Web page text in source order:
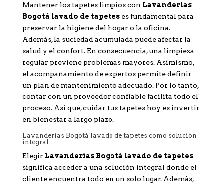
Mantener los tapetes limpios con Lavanderías
Bogotá lavado de tapeteses fundamental para
preservar la higiene del hogar o la oficina.
Además, la suciedad acumulada puede afectar la
salud y el confort. En consecuencia, una limpieza
regular previene problemas mayores. Asimismo,
el acompañamiento de expertos permite definir
un plan de mantenimiento adecuado. Por lo tanto,
contar con un proveedor confiable facilita todo el
proceso. Así que, cuidar tus tapetes hoy es invertir
en bienestar a largo plazo.
Lavanderías Bogotá lavado de tapetes como solución
integral
Elegir Lavanderías Bogotá lavado de tapetes
significa acceder a una solución integral donde el
cliente encuentra todo en un solo lugar. Además,